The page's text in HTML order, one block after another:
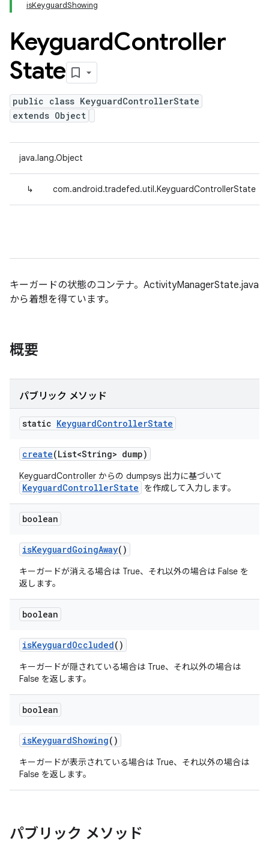
isKeyguardShowing
KeyguardController
State
public class KeyguardControllerState
extends Object
java.lang.Object
↳ com.android.tradefed.util.KeyguardControllerState
キーガードの状態のコンテナ。ActivityManagerState.java
から着想を得ています。
概要
パブリック メソッド
static KeyguardControllerState
create(List<String> dump)
KeyguardController からの dumpsys 出力に基づいて
KeyguardControllerState を作成して入力します。
boolean
isKeyguardGoingAway()
キーガードが消える場合は True、それ以外の場合は False を
返します。
boolean
isKeyguardOccluded()
キーガードが隠されている場合は True、それ以外の場合は
False を返します。
boolean
isKeyguardShowing()
キーガードが表示されている場合は True、それ以外の場合は
False を返します。
パブリック メソッド